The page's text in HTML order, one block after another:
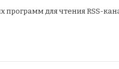
программ для чтения RSS-